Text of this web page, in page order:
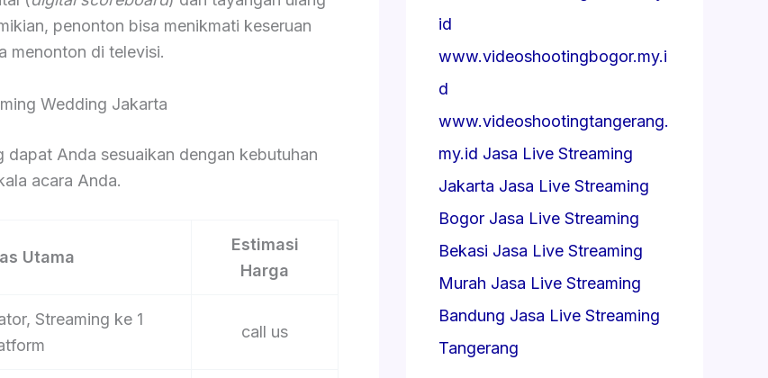
penonton bisa menikmati keseruan
menonton di televisi.
Wedding Jakarta
Anda sesuaikan dengan kebutuhan
acara Anda.
Utama
Estimasi
Harga
Streaming ke 1
call us
id
www.videoshootingbogor.my.i
d
www.videoshootingtangerang.
my.id Jasa Live Streaming
Jakarta Jasa Live Streaming
Bogor Jasa Live Streaming
Bekasi Jasa Live Streaming
Murah Jasa Live Streaming
Bandung Jasa Live Streaming
Tangerang